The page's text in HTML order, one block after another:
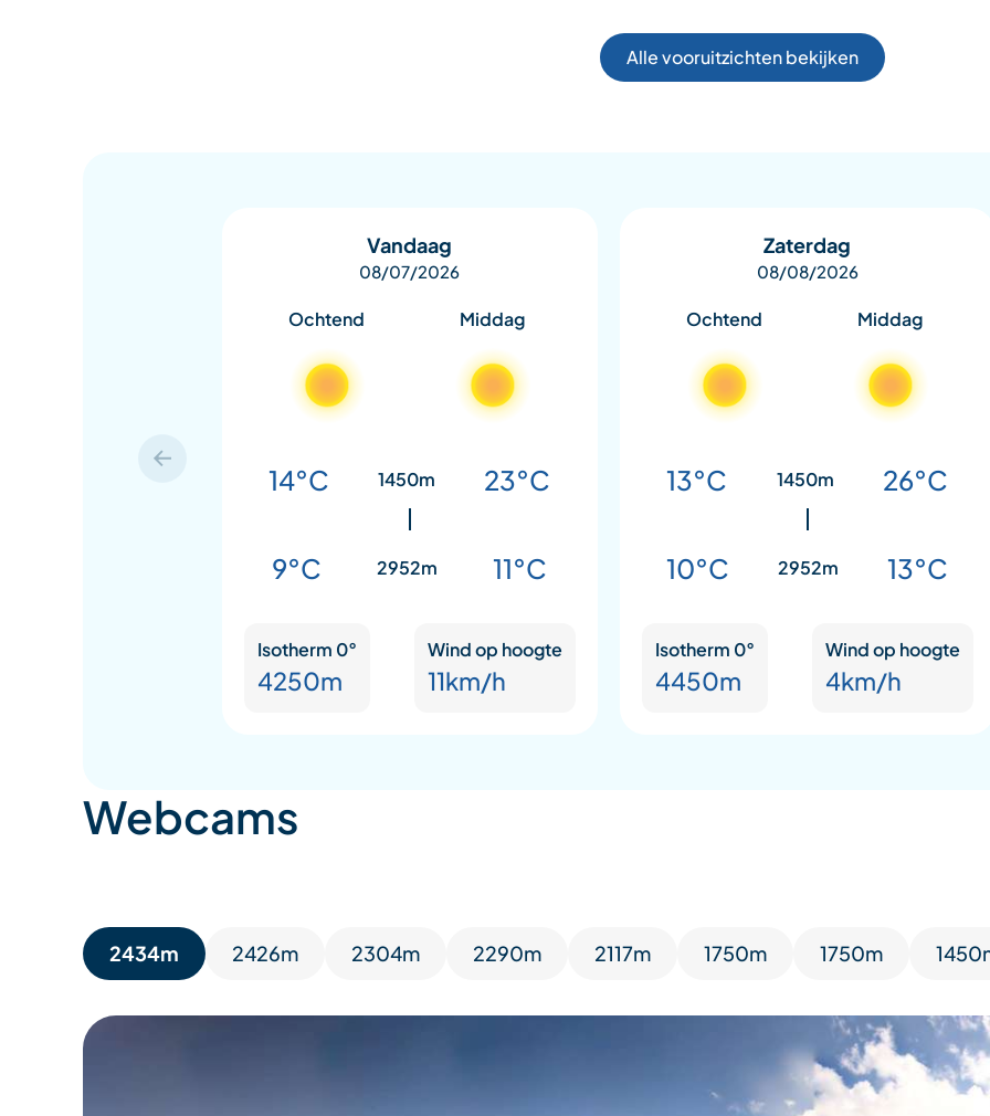
Alle vooruitzichten bekijken
Vandaag
08/07/2026
Ochtend Middag
14°C 1450m 23°C
9°C 2952m 11°C
Isotherm 0°
4250m
Wind op hoogte
11km/h
Zaterdag
08/08/2026
Ochtend Middag
13°C 1450m 26°C
10°C 2952m 13°C
Isotherm 0°
4450m
Wind op hoogte
4km/h
Webcams
2434m 2426m 2304m 2290m 2117m 1750m 1750m